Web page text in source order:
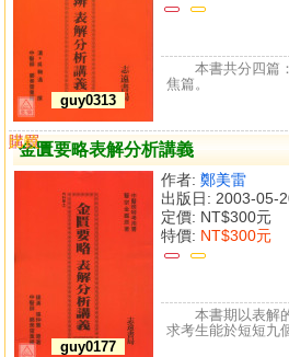
guy0313
本書共分四篇
焦篇。
金匱要略表解分析講義
guy0177
作者: 鄭美雷
出版日: 2003-05-
定價: NT$300元
特價: NT$300元
購買
比較
本書期以表解
求考生能於短短九